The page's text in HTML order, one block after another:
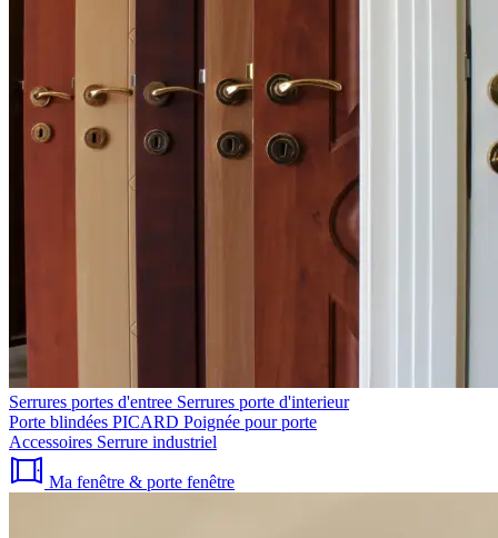
Serrures portes d'entree Serrures porte d'interieur
Porte blindées PICARD Poignée pour porte
Accessoires Serrure industriel
Ma fenêtre & porte fenêtre